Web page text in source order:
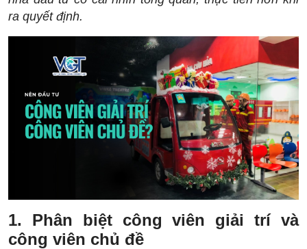
ra quyết định.
1. Phân biệt công viên giải trí và
công viên chủ đề